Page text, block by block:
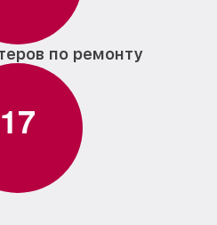
по ремонту
17